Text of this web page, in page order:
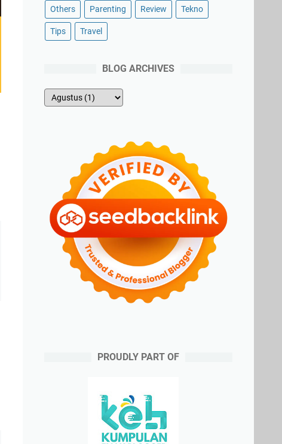
Others Parenting Review Tekno
Tips Travel
BLOG ARCHIVES
PROUDLY PART OF